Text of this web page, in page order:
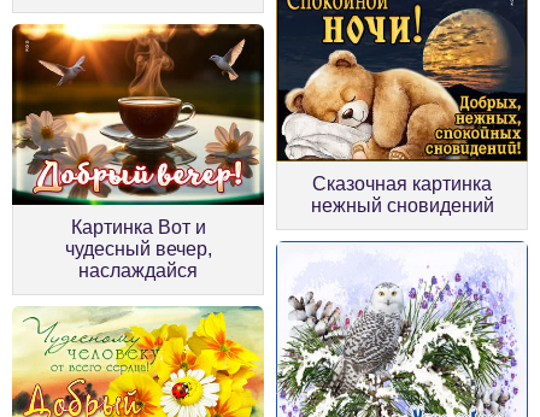
Картинка Вот и
чудесный вечер,
наслаждайся
Сказочная картинка
нежный сновидений